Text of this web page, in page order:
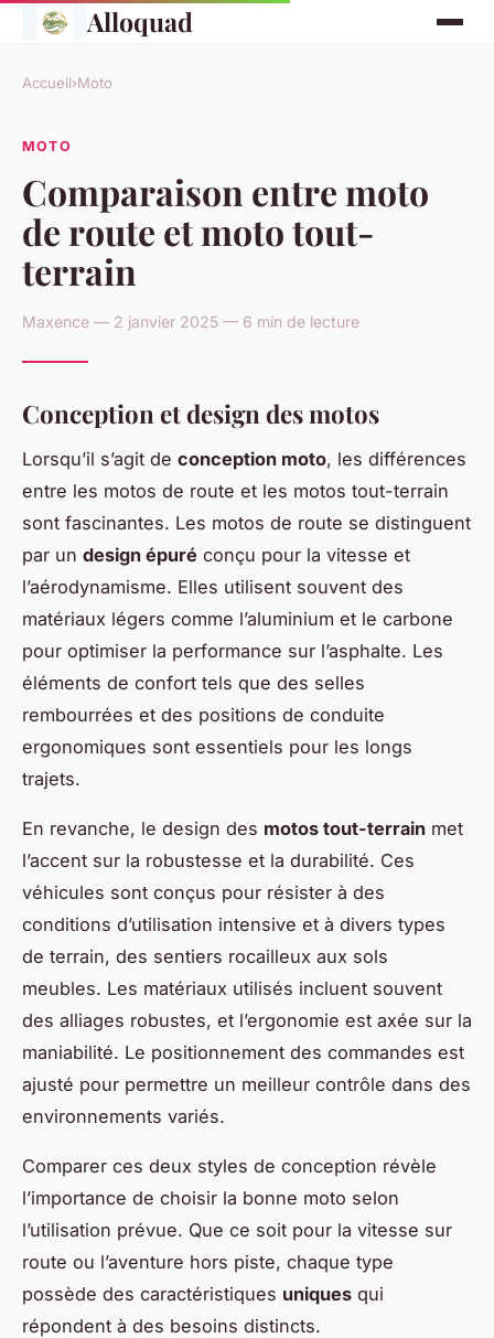
Alloquad
Accueil›Moto
MOTO
Comparaison entre moto
de route et moto tout-
terrain
Maxence — 2 janvier 2025 — 6 min de lecture
Conception et design des motos
Lorsqu’il s’agit de conception moto, les différences
entre les motos de route et les motos tout-terrain
sont fascinantes. Les motos de route se distinguent
par un design épuré conçu pour la vitesse et
l’aérodynamisme. Elles utilisent souvent des
matériaux légers comme l’aluminium et le carbone
pour optimiser la performance sur l’asphalte. Les
éléments de confort tels que des selles
rembourrées et des positions de conduite
ergonomiques sont essentiels pour les longs
trajets.
En revanche, le design des motos tout-terrain met
l’accent sur la robustesse et la durabilité. Ces
véhicules sont conçus pour résister à des
conditions d’utilisation intensive et à divers types
de terrain, des sentiers rocailleux aux sols
meubles. Les matériaux utilisés incluent souvent
des alliages robustes, et l’ergonomie est axée sur la
maniabilité. Le positionnement des commandes est
ajusté pour permettre un meilleur contrôle dans des
environnements variés.
Comparer ces deux styles de conception révèle
l’importance de choisir la bonne moto selon
l’utilisation prévue. Que ce soit pour la vitesse sur
route ou l’aventure hors piste, chaque type
possède des caractéristiques uniques qui
répondent à des besoins distincts.